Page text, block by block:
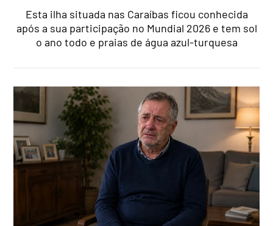
Esta ilha situada nas Caraíbas ficou conhecida
após a sua participação no Mundial 2026 e tem sol
o ano todo e praias de água azul-turquesa